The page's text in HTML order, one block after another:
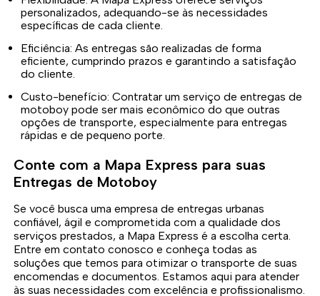
personalizados, adequando-se às necessidades
específicas de cada cliente.
Eficiência: As entregas são realizadas de forma
eficiente, cumprindo prazos e garantindo a satisfação
do cliente.
Custo-benefício: Contratar um serviço de entregas de
motoboy pode ser mais econômico do que outras
opções de transporte, especialmente para entregas
rápidas e de pequeno porte.
Conte com a Mapa Express para suas
Entregas de Motoboy
Se você busca uma empresa de entregas urbanas
confiável, ágil e comprometida com a qualidade dos
serviços prestados, a Mapa Express é a escolha certa.
Entre em contato conosco e conheça todas as
soluções que temos para otimizar o transporte de suas
encomendas e documentos. Estamos aqui para atender
às suas necessidades com excelência e profissionalismo.